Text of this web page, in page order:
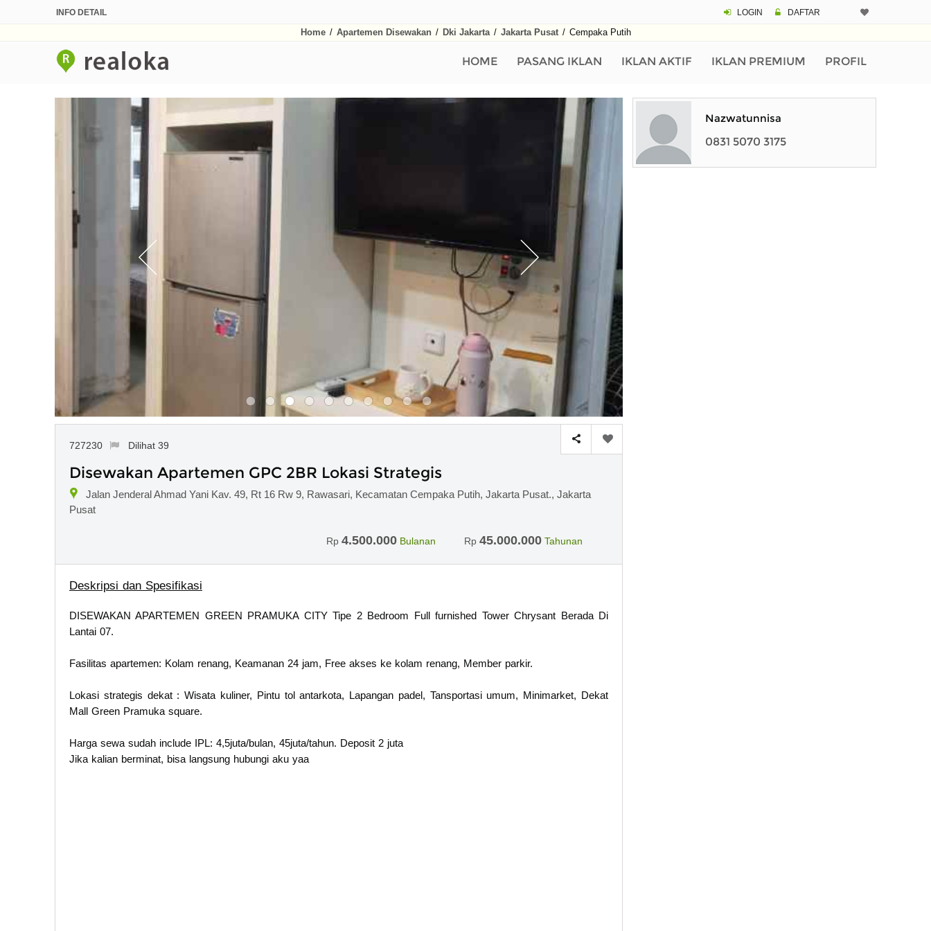
INFO DETAIL LOGIN DAFTAR
Home / Apartemen Disewakan / Dki Jakarta / Jakarta Pusat / Cempaka Putih
HOME PASANG IKLAN IKLAN AKTIF IKLAN PREMIUM PROFIL
727230 Dilihat 39
Disewakan Apartemen GPC 2BR Lokasi Strategis
Jalan Jenderal Ahmad Yani Kav. 49, Rt 16 Rw 9, Rawasari, Kecamatan Cempaka Putih, Jakarta Pusat., Jakarta
Pusat
Rp 4.500.000 Bulanan Rp 45.000.000 Tahunan
Deskripsi dan Spesifikasi
DISEWAKAN APARTEMEN GREEN PRAMUKA CITY Tipe 2 Bedroom Full furnished Tower Chrysant Berada Di
Lantai 07.
Fasilitas apartemen: Kolam renang, Keamanan 24 jam, Free akses ke kolam renang, Member parkir.
Lokasi strategis dekat : Wisata kuliner, Pintu tol antarkota, Lapangan padel, Tansportasi umum, Minimarket, Dekat
Mall Green Pramuka square.
Harga sewa sudah include IPL: 4,5juta/bulan, 45juta/tahun. Deposit 2 juta
Jika kalian berminat, bisa langsung hubungi aku yaa
Nazwatunnisa
0831 5070 3175